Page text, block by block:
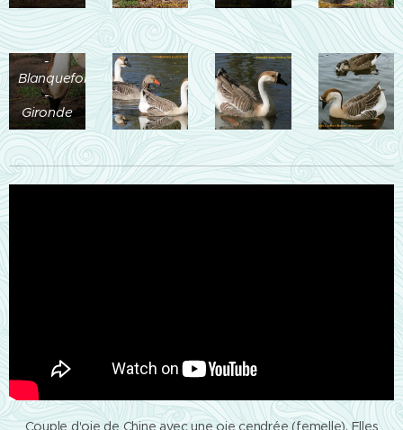
Parc de
Majolan
-
Blanquefort
-
Gironde
Couple d'oie de Chine avec une oie cendrée (femelle). Elles